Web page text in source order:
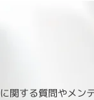
関する質問やメン